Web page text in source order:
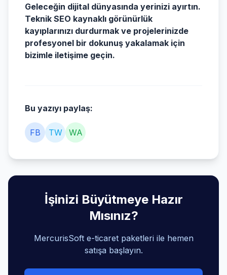
Geleceğin dijital dünyasında yerinizi ayırtın.
Teknik SEO kaynaklı görünürlük
kayıplarınızı durdurmak ve projelerinizde
profesyonel bir dokunuş yakalamak için
bizimle iletişime geçin.
Bu yazıyı paylaş:
FB TW WA
İşinizi Büyütmeye Hazır
Mısınız?
MercurisSoft e-ticaret paketleri ile hemen
satışa başlayın.